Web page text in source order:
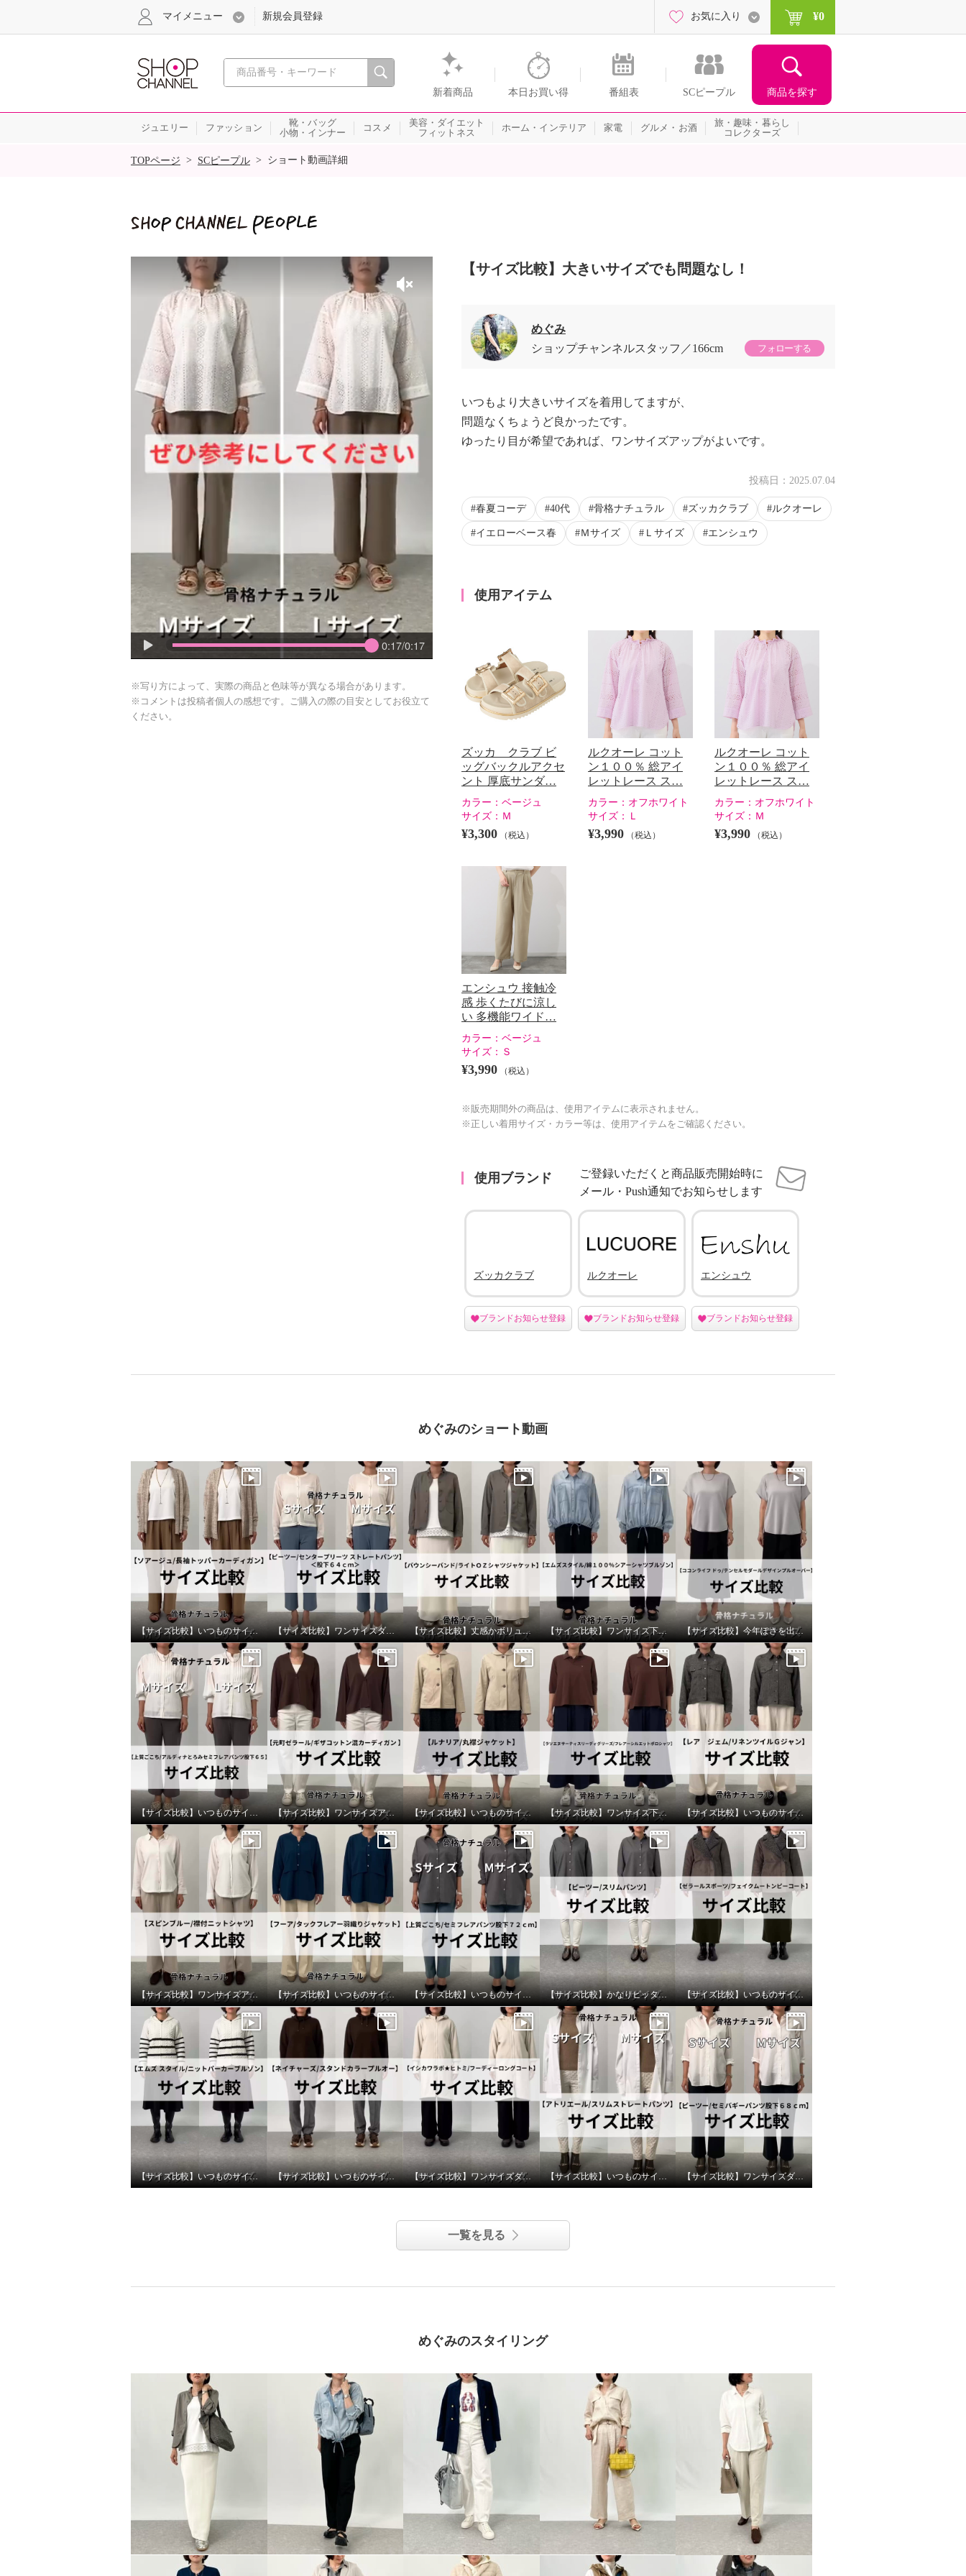
心おどる、瞬間を。通販・テレビショッピングのショップチャンネル
新着商品 本日お買い得 番組表 SCピープル 商品を探す
マイメニュー 新規会員登録 お気に入り ¥0
ジュエリー ファッション
靴・バッグ
小物・インナー
コスメ
美容・ダイエット
フィットネス
ホーム・インテリア 家電 グルメ・お酒
旅・趣味・暮らし
コレクターズ
SALE
TOPページ > SCピープル > ショート動画詳細
0:17/0:17
ズッカ クラブ ビッグバック
ルアクセント 厚底サンダル
ベージュ Ｍ
¥0
ルクオーレ コットン１００％
総アイレットレース スリット
ネック ブラウス
オフホワイト Ｌ
¥0
※写り方によって、実際の商品と色味等が異なる場合があります。
※コメントは投稿者個人の感想です。ご購入の際の目安としてお役立て
ください。
【サイズ比較】大きいサイズでも問題なし！
めぐみ
ショップチャンネルスタッフ
166cm フォローする
いつもより大きいサイズを着用してますが、
問題なくちょうど良かったです。
ゆったり目が希望であれば、ワンサイズアップがよいです。
投稿日： 2025.07.04
春夏コーデ 40代 骨格ナチュラル ズッカクラブ ルクオーレ
イエローベース春 Ｍサイズ Ｌサイズ エンシュウ
使用アイテム
ズッカ クラブ ビ
ッグバックルアクセ
ント 厚底サンダ…
カラー： ベージュ
サイズ： Ｍ
¥3,300 （税込）
ルクオーレ コット
ン１００％ 総アイ
レットレース ス…
カラー： オフホワイト
サイズ：
Ｌ
¥3,990 （税込）
ルクオーレ コット
ン１００％ 総アイ
レットレース ス…
カラー： オフホワイト
サイズ： Ｍ
¥3,990 （税込）
エンシュウ 接触冷
感 歩くたびに涼し
い 多機能ワイド…
カラー： ベージュ
サイズ： Ｓ
¥3,990 （税込）
※販売期間外の商品は、使用アイテムに表示されません。
※正しい着用サイズ・カラー等は、使用アイテムをご確認ください。
使用ブランド
ご登録いただくと商品販売開始時に
メール・Push通知でお知らせします
ズッカクラブ
ブランドお知らせ登録
ルクオーレ
ブランドお知らせ登録
エンシュウ
ブランドお知らせ登録
めぐみのショート動画
【サイズ比較】いつものサイズがおすすめ 【サイズ比較】ワンサイズダウンもありです 【サイズ比較】丈感かボリューム感で選ぶのがおすすめ 【サイズ比較】ワンサイズ下がおすすめ 【サイズ比較】今年ぽさを出すならワンサイズアップ
【サイズ比較】いつものサイズがおすすめ 【サイズ比較】ワンサイズアップがオススメ 【サイズ比較】いつものサイズで良いです 【サイズ比較】ワンサイズ下がおすすめ 【サイズ比較】いつものサイズがおすすめ
【サイズ比較】ワンサイズアップがオススメ 【サイズ比較】いつものサイズでオッケー 【サイズ比較】いつものサイズ以上がおすすめ 【サイズ比較】かなりピッタリ目なのでワンサイズアップがオススメ 【サイズ比較】いつものサイズでちょうど良い
【サイズ比較】いつものサイズがおすすめ 【サイズ比較】いつものサイズがおすすめ 【サイズ比較】ワンサイズダウンがおすすめ 【サイズ比較】ワンサイズダウンもおすすめ
一覧を見る
めぐみのスタイリング